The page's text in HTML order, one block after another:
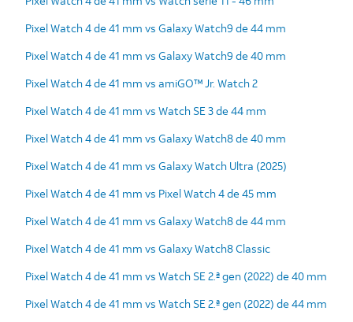
Pixel Watch 4 de 41 mm vs Galaxy Watch9 de 44 mm
Pixel Watch 4 de 41 mm vs Galaxy Watch9 de 40 mm
Pixel Watch 4 de 41 mm vs amiGO™ Jr. Watch 2
Pixel Watch 4 de 41 mm vs Watch SE 3 de 44 mm
Pixel Watch 4 de 41 mm vs Galaxy Watch8 de 40 mm
Pixel Watch 4 de 41 mm vs Galaxy Watch Ultra (2025)
Pixel Watch 4 de 41 mm vs Pixel Watch 4 de 45 mm
Pixel Watch 4 de 41 mm vs Galaxy Watch8 de 44 mm
Pixel Watch 4 de 41 mm vs Galaxy Watch8 Classic
Pixel Watch 4 de 41 mm vs Watch SE 2.ª gen (2022) de 40 mm
Pixel Watch 4 de 41 mm vs Watch SE 2.ª gen (2022) de 44 mm